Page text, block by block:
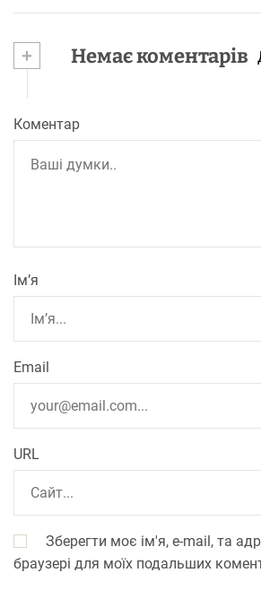
+ Немає коментарів
Коментар
Ім’я
Email
URL
Зберегти моє ім'я, e-mail, та
браузері для моїх подальших